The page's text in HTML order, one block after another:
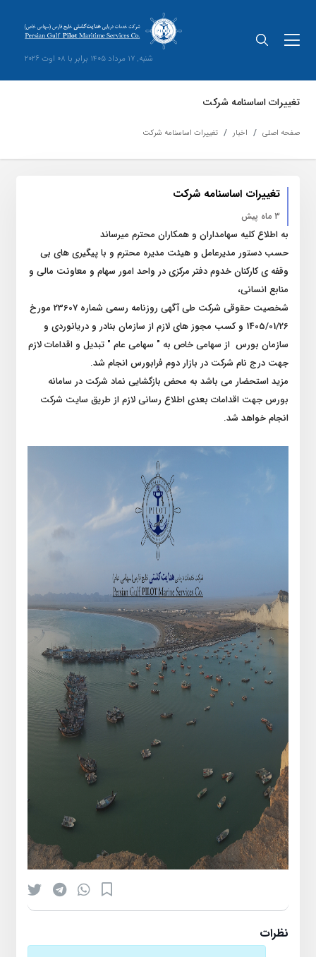
شنبه, 17 مرداد 1405 برابر با 08 اوت 2026
تغییرات اساسنامه شرکت
صفحه اصلی اخبار تغییرات اساسنامه شرکت
تغییرات اساسنامه شرکت
3 ماه پیش
به اطلاع کلیه سهامداران و همکاران محترم میرساند
حسب دستور مدیرعامل و هیئت مدیره محترم و با پیگیری های بی
وقفه ی کارکنان خدوم دفتر مرکزی در واحد امور سهام و معاونت مالی و
منابع انسانی،
شخصیت حقوقی شرکت طی آگهی روزنامه رسمی شماره 23607 مورخ
1405/01/26 و کسب مجوز های لازم از سازمان بنادر و دریانوردی و
سازمان بورس از سهامی خاص به " سهامی عام " تبدیل و اقدامات لازم
جهت درج نام شرکت در بازار دوم فرابورس انجام شد.
مزید استحضار می باشد به محض بازگشایی نماد شرکت در سامانه
بورس جهت اقدامات بعدی اطلاع رسانی لازم از طریق سایت شرکت
انجام خواهد شد.
نظرات